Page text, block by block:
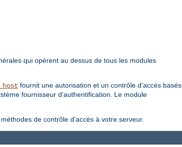
qui opèrent au dessus de tous les modules
fournit une autorisation et un contrôle d'accès basés
fournisseur d'authentification. Le module
de contrôle d'accès à votre serveur.